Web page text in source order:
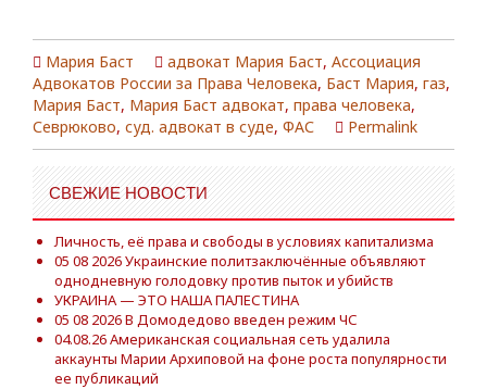
Мария Баст адвокат Мария Баст, Ассоциация
Адвокатов России за Права Человека, Баст Мария, газ,
Мария Баст, Мария Баст адвокат, права человека,
Севрюково, суд. адвокат в суде, ФАС Permalink
СВЕЖИЕ НОВОСТИ
Личность, её права и свободы в условиях капитализма
05 08 2026 Украинские политзаключённые объявляют
однодневную голодовку против пыток и убийств
УКРАИНА — ЭТО НАША ПАЛЕСТИНА
05 08 2026 В Домодедово введен режим ЧС
04.08.26 Американская социальная сеть удалила
аккаунты Марии Архиповой на фоне роста популярности
ее публикаций